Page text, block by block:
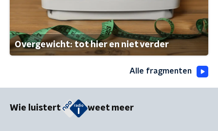
Overgewicht: tot hier en niet verder
Alle fragmenten
Wie luistert weet meer